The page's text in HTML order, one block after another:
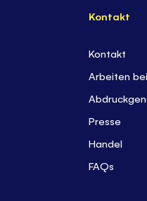
Kontakt
Kontakt
Arbeiten
Presse
Handel
FAQs